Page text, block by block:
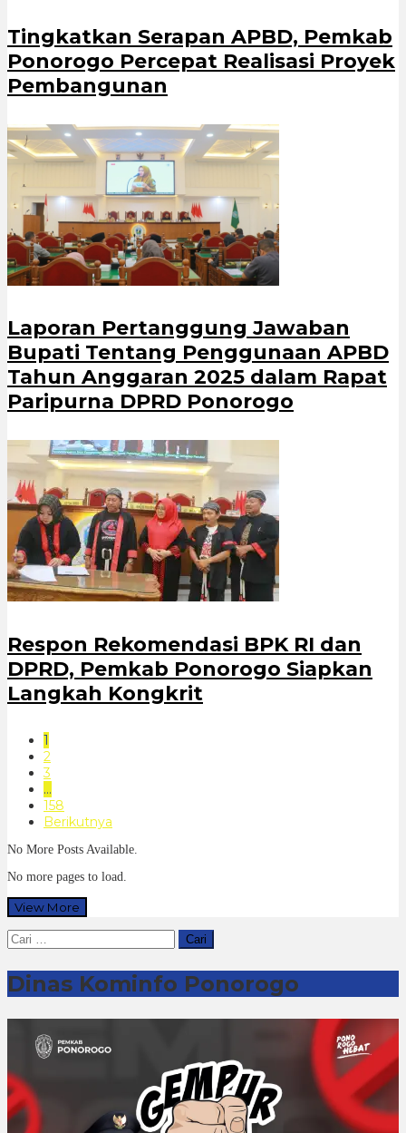
Tingkatkan Serapan APBD, Pemkab
Ponorogo Percepat Realisasi Proyek
Pembangunan
Laporan Pertanggung Jawaban
Bupati Tentang Penggunaan APBD
Tahun Anggaran 2025 dalam Rapat
Paripurna DPRD Ponorogo
Respon Rekomendasi BPK RI dan
DPRD, Pemkab Ponorogo Siapkan
Langkah Kongkrit
1
2
3
…
158
Berikutnya
No More Posts Available.
No more pages to load.
View More
Cari
untuk:
Dinas Kominfo Ponorogo